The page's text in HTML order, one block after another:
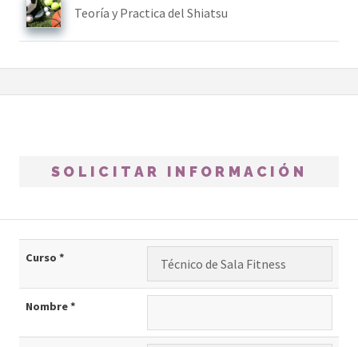
Teoría y Practica del Shiatsu
SOLICITAR INFORMACIÓN
Curso *
Nombre *